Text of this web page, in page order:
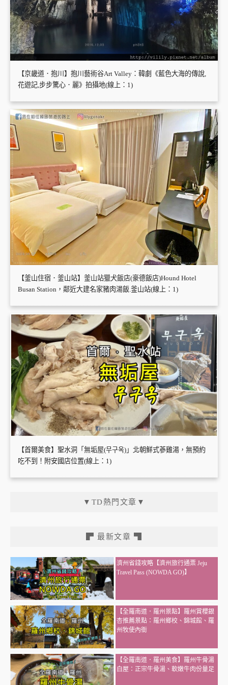
【京畿道．抱川】抱川藝術谷Art Valley：韓劇《藍色大海的傳說,
花遊記,步步驚心．麗》拍攝地(線上：1)
【釜山住宿．釜山站】釜山站獵犬飯店(豪德飯店)Hound Hotel
Busan Station，鄰近大建名家豬肉湯飯.釜山站(線上：1)
【首爾美食】聖水洞「無垢屋(무구옥)」北朝鮮式蔘雞湯，無預約
吃不到！附安國店位置(線上：1)
▼TD熱門文章▼
▛ 最新文章 ▜
濟州省錢攻略【濟州旅行通票 Jeju
Travel Pass (NOWDA GO)】
【全羅南道．羅州景點】羅州賞櫻銀
杏推薦景點：羅州鄉校、錦城館、羅
州牧使內衙
【全羅南道．羅州美食】羅州牛骨湯
白屋：正宗牛骨湯、軟嫩牛肉份量足